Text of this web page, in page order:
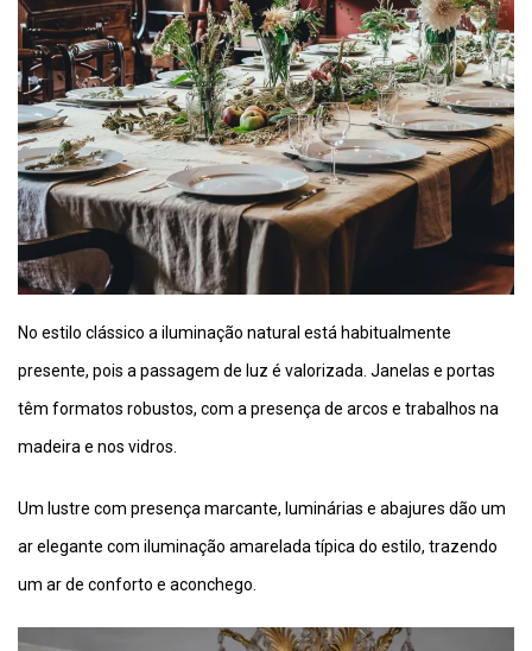
No estilo clássico a iluminação natural está habitualmente
presente, pois a passagem de luz é valorizada. Janelas e portas
têm formatos robustos, com a presença de arcos e trabalhos na
madeira e nos vidros.
Um lustre com presença marcante, luminárias e abajures dão um
ar elegante com iluminação amarelada típica do estilo, trazendo
um ar de conforto e aconchego.